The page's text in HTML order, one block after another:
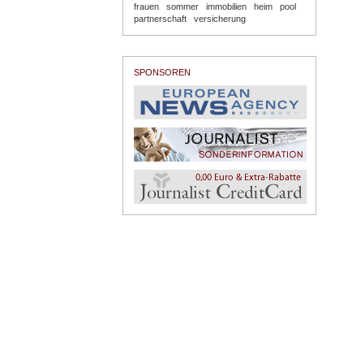
frauen
sommer immobilien heim
pool
partnerschaft
versicherung
SPONSOREN